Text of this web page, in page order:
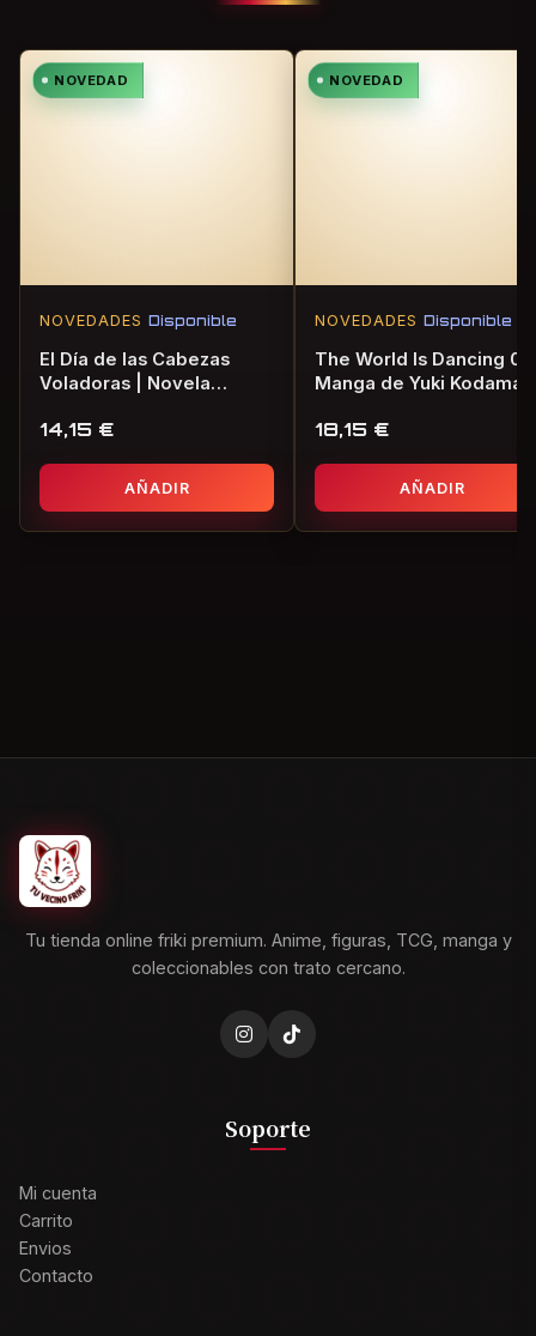
NOVEDAD
NOVEDADES Disponible
El Día de las Cabezas
Voladoras | Novela
14,15 €
AÑADIR
NOVEDAD
NOVEDADES Disponible
The World Is Dancing 01
Manga de Yuki Kodama
18,15 €
AÑADIR
Tu tienda online friki premium. Anime, figuras, TCG, manga y
coleccionables con trato cercano.
Soporte
Mi cuenta
Carrito
Envios
Contacto